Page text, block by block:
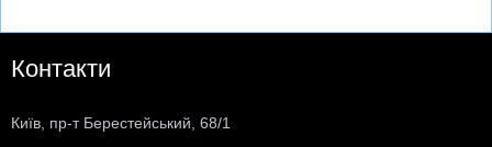
Контакти
Київ, пр-т Берестейський, 68/1